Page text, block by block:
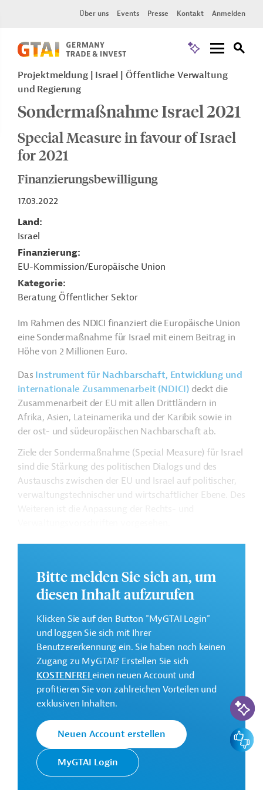
Über uns Events Presse Kontakt Anmelden
Projektmeldung Israel
Öffentliche Verwaltung
und Regierung
Sondermaßnahme Israel 2021
Special Measure in favour of Israel
for 2021
Finanzierungsbewilligung
17.03.2022
Land
Israel
Finanzierung
EU-Kommission/Europäische Union
Kategorie
Beratung Öffentlicher Sektor
Im Rahmen des NDICI finanziert die Europäische Union
eine Sondermaßnahme für Israel mit einem Beitrag in
Höhe von 2 Millionen Euro.
Das Instrument für Nachbarschaft, Entwicklung und
internationale Zusammenarbeit (NDICI) deckt die
Zusammenarbeit der EU mit allen Drittländern in
Afrika, Asien, Lateinamerika und der Karibik sowie in
der ost- und südeuropäischen Nachbarschaft ab.
Ziele der Sondermaßnahme (Special Measure) für Israel
sind die Stärkung des politischen Dialogs und des
Austauschs zwischen der EU und Israel auf politischer,
verwaltungstechnischer und wirtschaftlicher Ebene. Des
Weitere Informationen über die Sondermaßnahme
bereitsteht.
Bei Fragen wenden Sie sich bitte an das Brüsseler Büro
Gesamtkosten:
2 Millionen Euro
Kontaktadresse
Europäische
Kommission
Generaldirektion Internationale
Partnerschaften (GD INTPA)
Bitte melden Sie sich an, um
diesen Inhalt aufzurufen
Klicken Sie auf den Button "MyGTAI Login"
und loggen Sie sich mit Ihrer
Benutzererkennung ein. Sie haben noch keinen
Zugang zu MyGTAI? Erstellen Sie sich
KOSTENFREIeinen neuen Account und
profitieren Sie von zahlreichen Vorteilen und
exklusiven Inhalten.
Neuen Account erstellen
MyGTAI Login
KI-